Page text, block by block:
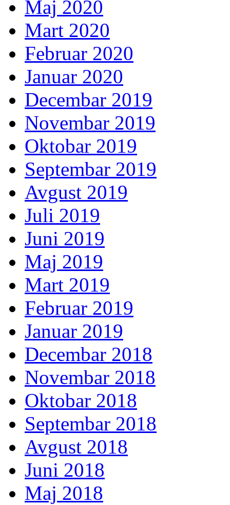
Maj 2020
Mart 2020
Februar 2020
Januar 2020
Decembar 2019
Novembar 2019
Oktobar 2019
Septembar 2019
Avgust 2019
Juli 2019
Juni 2019
Maj 2019
Mart 2019
Februar 2019
Januar 2019
Decembar 2018
Novembar 2018
Oktobar 2018
Septembar 2018
Avgust 2018
Juni 2018
Maj 2018